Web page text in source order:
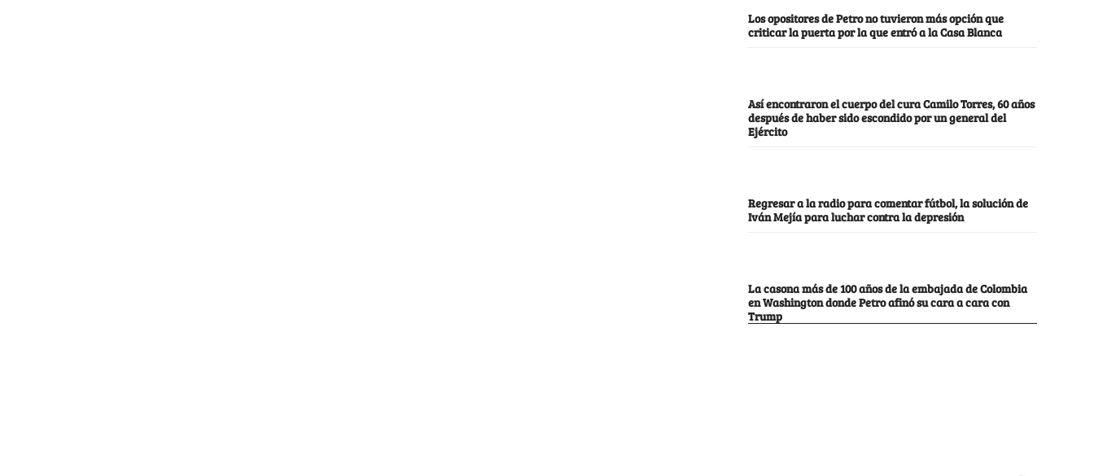
Los opositores de Petro no tuvieron más opción que
criticar la puerta por la que entró a la Casa Blanca
Así encontraron el cuerpo del cura Camilo Torres, 60 años
después de haber sido escondido por un general del
Ejército
Regresar a la radio para comentar fútbol, la solución de
Iván Mejía para luchar contra la depresión
La casona más de 100 años de la embajada de Colombia
en Washington donde Petro afinó su cara a cara con
Trump